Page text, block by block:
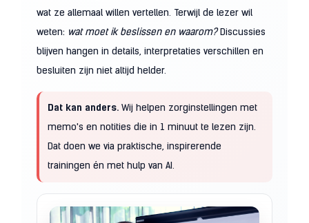
wat ze allemaal willen vertellen. Terwijl de lezer wil
weten: wat moet ik beslissen en waarom?Discussies
blijven hangen in details, interpretaties verschillen en
besluiten zijn niet altijd helder.
Dat kan anders. Wij helpen zorginstellingen met
memo's en notities die in 1 minuut te lezen zijn.
Dat doen we via praktische, inspirerende
trainingen én met hulp van AI.